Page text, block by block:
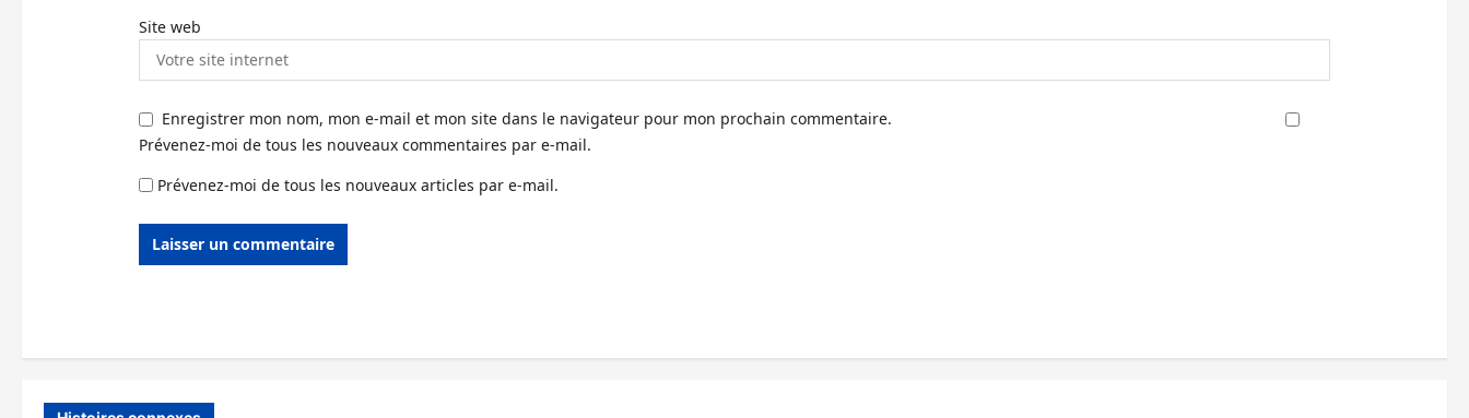
Site web
Enregistrer mon nom, mon e-mail et mon site dans le navigateur pour mon prochain commentaire.
Prévenez-moi de tous les nouveaux commentaires par e-mail.
Prévenez-moi de tous les nouveaux articles par e-mail.